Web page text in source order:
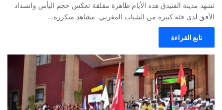
تشهد مدينة الفنيدق هذه الأيام ظاهرة مقلقة تعكس حجم اليأس وانسداد
الأفق لدى فئة كبيرة من الشباب المغربي. مشاهد متكررة…
تابع القراءة